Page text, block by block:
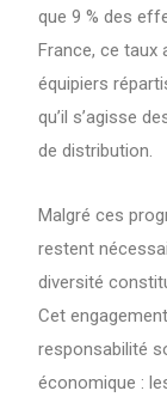
que 9 % des
France, ce taux
équipiers
qu’il s’agisse
de distribution.
Malgré ces
restent
diversité
Cet
responsabilité
économique :